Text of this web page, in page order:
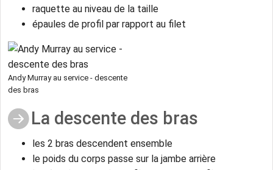
raquette au niveau de la taille
épaules de profil par rapport au filet
Andy Murray au service - descente
des bras
La descente des bras
les 2 bras descendent ensemble
le poids du corps passe sur la jambe arrière